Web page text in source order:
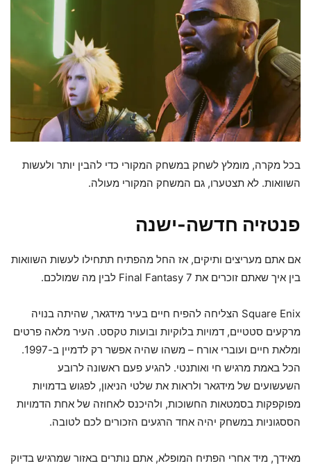
בכל מקרה, מומלץ לשחק במשחק המקורי כדי להבין יותר ולעשות
השוואות. לא תצטערו, גם המשחק המקורי מעולה.
פנטזיה חדשה-ישנה
אם אתם מעריצים ותיקים, אז החל מהפתיח תתחילו לעשות השוואות
בין איך שאתם זוכרים את Final Fantasy 7 לבין מה שמולכם.
Square Enix הצליחה להפיח חיים בעיר מידגאר, שהיתה בנויה
מרקעים סטטיים, דמויות בלוקיות ובועות טקסט. העיר מלאה פרטים
ומלאת חיים ועוברי אורח – משהו שהיה אפשר רק לדמיין ב-1997.
הכל באמת מרגיש חי ואותנטי. להגיע פעם ראשונה לרובע
השעשועים של מידגאר ולראות את שלטי הניאון, לפגוש בדמויות
מפוקפקות בסמטאות החשוכות, ולהיכנס לאחוזה של אחת הדמויות
הססגוניות במשחק יהיה אחד הרגעים הזכורים לכם לטובה.
מאידך, מיד אחרי הפתיח המופלא, אתם נותרים באזור שמרגיש בדיוק